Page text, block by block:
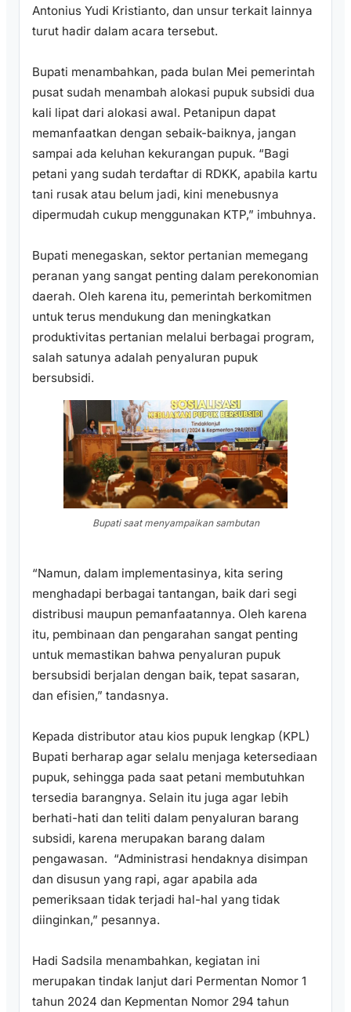
Antonius Yudi Kristianto, dan unsur terkait lainnya
turut hadir dalam acara tersebut.
Bupati menambahkan, pada bulan Mei pemerintah
pusat sudah menambah alokasi pupuk subsidi dua
kali lipat dari alokasi awal. Petanipun dapat
memanfaatkan dengan sebaik-baiknya, jangan
sampai ada keluhan kekurangan pupuk. “Bagi
petani yang sudah terdaftar di RDKK, apabila kartu
tani rusak atau belum jadi, kini menebusnya
dipermudah cukup menggunakan KTP,” imbuhnya.
Bupati menegaskan, sektor pertanian memegang
peranan yang sangat penting dalam perekonomian
daerah. Oleh karena itu, pemerintah berkomitmen
untuk terus mendukung dan meningkatkan
produktivitas pertanian melalui berbagai program,
salah satunya adalah penyaluran pupuk
bersubsidi.
Bupati saat menyampaikan sambutan
“Namun, dalam implementasinya, kita sering
menghadapi berbagai tantangan, baik dari segi
distribusi maupun pemanfaatannya. Oleh karena
itu, pembinaan dan pengarahan sangat penting
untuk memastikan bahwa penyaluran pupuk
bersubsidi berjalan dengan baik, tepat sasaran,
dan efisien,” tandasnya.
Kepada distributor atau kios pupuk lengkap (KPL)
Bupati berharap agar selalu menjaga ketersediaan
pupuk, sehingga pada saat petani membutuhkan
tersedia barangnya. Selain itu juga agar lebih
berhati-hati dan teliti dalam penyaluran barang
subsidi, karena merupakan barang dalam
pengawasan. “Administrasi hendaknya disimpan
dan disusun yang rapi, agar apabila ada
pemeriksaan tidak terjadi hal-hal yang tidak
diinginkan,” pesannya.
Hadi Sadsila menambahkan, kegiatan ini
merupakan tindak lanjut dari Permentan Nomor 1
tahun 2024 dan Kepmentan Nomor 294 tahun